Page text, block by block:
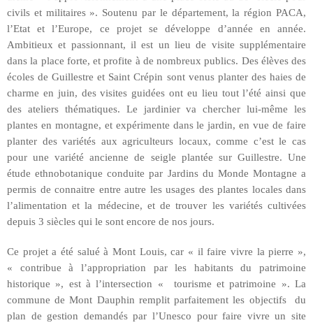
civils et militaires ». Soutenu par le département, la région PACA,
l’Etat et l’Europe, ce projet se développe d’année en année.
Ambitieux et passionnant, il est un lieu de visite supplémentaire
dans la place forte, et profite à de nombreux publics. Des élèves des
écoles de Guillestre et Saint Crépin sont venus planter des haies de
charme en juin, des visites guidées ont eu lieu tout l’été ainsi que
des ateliers thématiques. Le jardinier va chercher lui-même les
plantes en montagne, et expérimente dans le jardin, en vue de faire
planter des variétés aux agriculteurs locaux, comme c’est le cas
pour une variété ancienne de seigle plantée sur Guillestre. Une
étude ethnobotanique conduite par Jardins du Monde Montagne a
permis de connaitre entre autre les usages des plantes locales dans
l’alimentation et la médecine, et de trouver les variétés cultivées
depuis 3 siècles qui le sont encore de nos jours.
Ce projet a été salué à Mont Louis, car « il faire vivre la pierre »,
« contribue à l’appropriation par les habitants du patrimoine
historique », est à l’intersection « tourisme et patrimoine ». La
commune de Mont Dauphin remplit parfaitement les objectifs
du
plan de gestion demandés par l’Unesco pour faire vivre un site